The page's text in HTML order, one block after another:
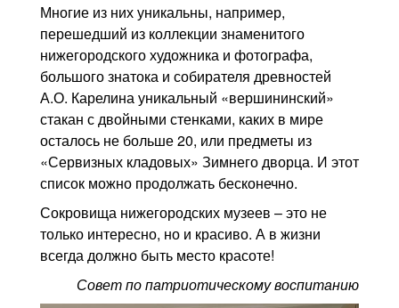
Многие из них уникальны, например,
перешедший из коллекции знаменитого
нижегородского художника и фотографа,
большого знатока и собирателя древностей
А.О. Карелина уникальный «вершининский»
стакан с двойными стенками, каких в мире
осталось не больше 20, или предметы из
«Сервизных кладовых» Зимнего дворца. И этот
список можно продолжать бесконечно.
Сокровища нижегородских музеев – это не
только интересно, но и красиво. А в жизни
всегда должно быть место красоте!
Совет по патриотическому воспитанию